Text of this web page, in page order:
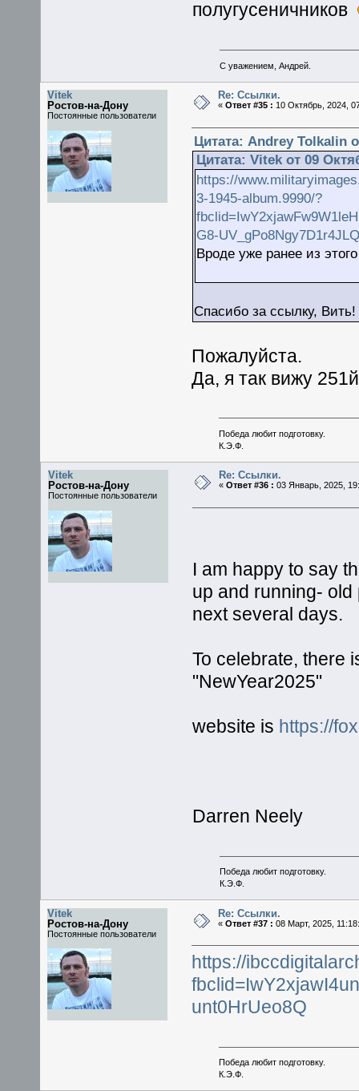
полугусеничников
С уважением, Андрей.
Vitek
Ростов-на-Дону
Постоянные пользователи
Re: Ссылки.
« Ответ #35 : 10 Октябрь, 2024,
Цитата: Andrey Tolkalin
Цитата: Vitek от 09
https://
3-1945-album.9990/?
G8-
Вроде уже ранее из
Спасибо за ссылку,
Пожалуйста.
Да, я так вижу
Победа любит подготовку.
К.Э.Ф.
Vitek
Ростов-на-Дону
Постоянные пользователи
Re: Ссылки.
« Ответ #36 : 03 Январь, 2025,
I am happy to say
up and running-
next several days.
To celebrate, there
"NewYear2025"
website is https://
Darren Neely
Победа любит подготовку.
К.Э.Ф.
Vitek
Ростов-на-Дону
Постоянные пользователи
Re: Ссылки.
« Ответ #37 : 08 Март, 2025,
https://
unt0HrUeo8Q
Победа любит подготовку.
К.Э.Ф.